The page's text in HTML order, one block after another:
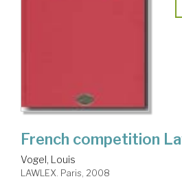
French competition
Vogel, Louis
LAWLEX. Paris, 2008